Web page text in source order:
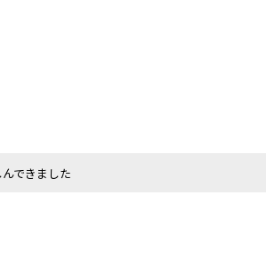
できました